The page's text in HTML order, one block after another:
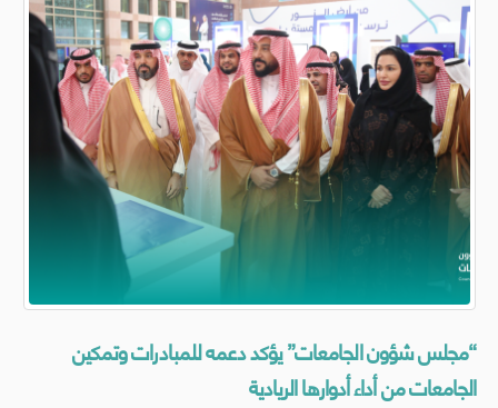
“مجلس شؤون الجامعات” يؤكد دعمه للمبادرات وتمكين
الجامعات من أداء أدوارها الريادية